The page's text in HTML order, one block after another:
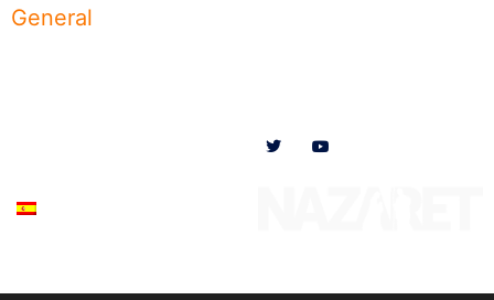
General